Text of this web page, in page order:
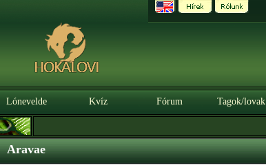
Lónevelde Kvíz Fórum Tagok/lovak
Aravae